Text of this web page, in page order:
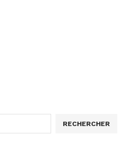
RECHERCHER